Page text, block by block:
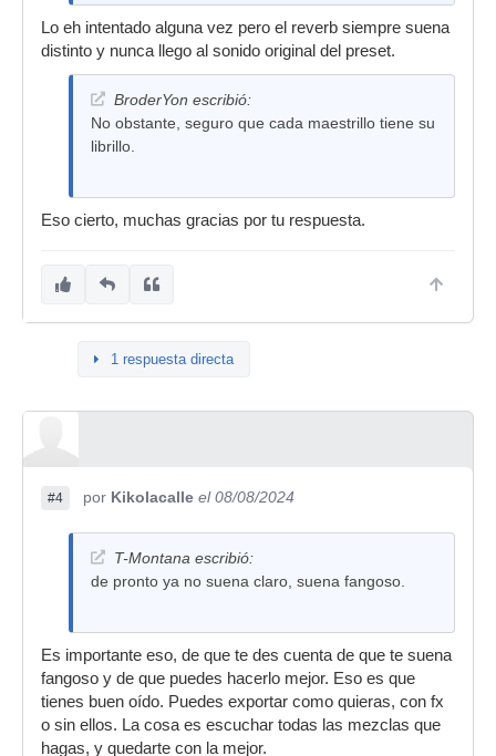
Lo eh intentado alguna vez pero el reverb siempre suena
distinto y nunca llego al sonido original del preset.
BroderYon escribió:
No obstante, seguro que cada maestrillo tiene su
librillo.
Eso cierto, muchas gracias por tu respuesta.
1 respuesta directa
#4 por Kikolacalle el 08/08/2024
T-Montana escribió:
de pronto ya no suena claro, suena fangoso.
Es importante eso, de que te des cuenta de que te suena
fangoso y de que puedes hacerlo mejor. Eso es que
tienes buen oído. Puedes exportar como quieras, con fx
o sin ellos. La cosa es escuchar todas las mezclas que
hagas, y quedarte con la mejor.